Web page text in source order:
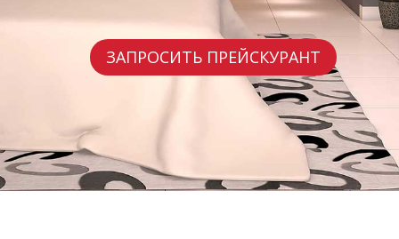
ЗАПРОСИТЬ ПРЕЙСКУРАНТ